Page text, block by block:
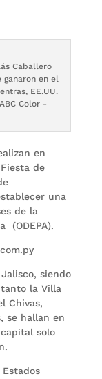
Caballero
en el
EE.UU.
Color -
en
de
una
de la
(ODEPA).
siendo
la Villa
Chivas,
se hallan en
solo